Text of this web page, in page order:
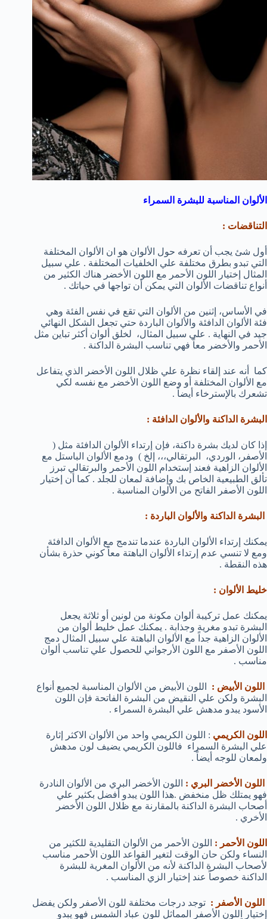
الألوان المناسبة للبشرة السمراء
التناقضات :
أول شئ يجب أن تعرفه حول الألوان هو ان الألوان المختلفة
التي تبدو بطرق مختلفة علي الخلفيات المختلفة . علي سبيل
المثال إختيار اللون الأحمر مع اللون الأخضر هناك الكثير من
أنواع تناقضات الألوان التي يمكن أن تواجها في حياتك .
في الأساس، إثنين من الألوان التي تقع في نفس الفئة وهي
فئة الألوان الدافئة والألوان الباردة حتي تجعل الشكل النهائي
جيد في النهاية . علي سبيل المثال، لخلق ألوان أكثر تباين مثل
الأحمر والأخضر معاً فهي تناسب البشرة الداكنة .
كما أنه عند إلقاء نظرة علي ظلال اللون الأخضر الذي يتفاعل
مع الألوان المختلفة أو وضع اللون الأخضر مع نفسه لكي
تشعرك بالإسترخاء أيضاً .
البشرة الداكنة والألوان الدافئة :
إذا كان لديك بشرة داكنة، فإن إرتداء الألوان الدافئة مثل (
الأصفر، الوردي، البرتقالي،،، إلخ ) ودمع الألوان الباستل مع
الألوان الزاهية فعند إستخدام اللون الأحمر والبرتقالي تبرز
تألق الطبيعية الخاص بك وإضافة لمعان للجلد . كما أن إختيار
اللون الأصفر الفاتح من الألوان المناسبة .
البشرة الداكنة والألوان الباردة :
يمكنك إرتداء الألوان الباردة عندما تندمج مع الألوان الدافئة
ومع لا تنسي عدم إرتداء الألوان الباهتة معاً كوني حذرة بشأن
هذه النقطة .
خليط الألوان :
يمكنك عمل تركيبة ألوان مكونة من لونين أو ثلاثة يجعل
البشرة تبدو مغرية وجذابة . يمكنك عمل خليط ألوان من
الألوان الزاهية جداً مع الألوان الباهتة علي سبيل المثال دمج
اللون الأصفر مع اللون الأرجواني للحصول علي تناسب ألوان
مناسب .
اللون الأبيض : اللون الأبيض من الألوان المناسبة لجميع أنواع
البشرة ولكن علي النقيض من البشرة الفاتحة فإن اللون
الأسود يبدو مدهش علي البشرة السمراء .
اللون الكريمي : اللون الكريمي واحد من الألوان الاكثر إثارة
علي البشرة السمراء فاللون الكريمي يضيف لون مدهش
ولمعان للوجه أيضاً .
اللون الأخضر البري : اللون الأخضر البري من الألوان النادرة
فهو يمتلك ظل منخفض .هذا اللون يبدو أفضل بكثير علي
أصحاب البشرة الداكنة بالمقارنة مع ظلال اللون الأخضر
الأخري .
اللون الأحمر : اللون الأحمر من الألوان التقليدية للكثير من
النساء ولكن حان الوقت لتغير القواعد اللون الأحمر مناسب
لأصحاب البشرة الداكنة لأنه من الألوان المغرية للبشرة
الداكنة خصوصاً عند إختيار الزي المناسب .
اللون الأصفر : توجد درجات مختلفة للون الأصفر ولكن يفضل
إختيار اللون الأصفر المماثل للون عباد الشمس فهو يبدو